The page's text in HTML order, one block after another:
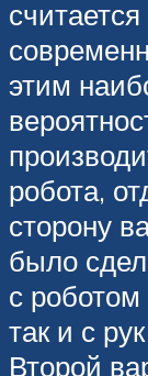
этим
робота,
сторону
было
с
так и с
Второй